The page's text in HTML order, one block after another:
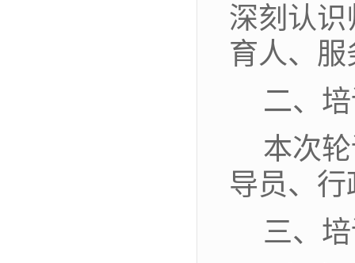
深刻认
育人、服
二、
本次
导员、 行
三、